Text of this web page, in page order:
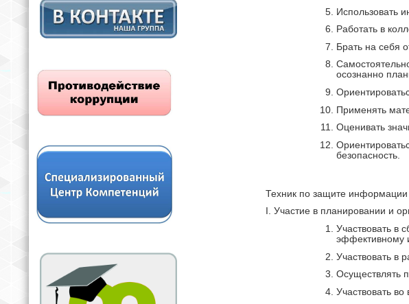
Использовать
Работать в
Брать на себя
осознанно
Применять
Оценивать
безопасность.
Техник по защите информации
I. Участие в планировании и
Участвовать в
эффективному
Участвовать в
Осуществлять
Участвовать